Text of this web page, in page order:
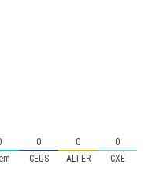
CEUS ALTER CXE
0 0 0